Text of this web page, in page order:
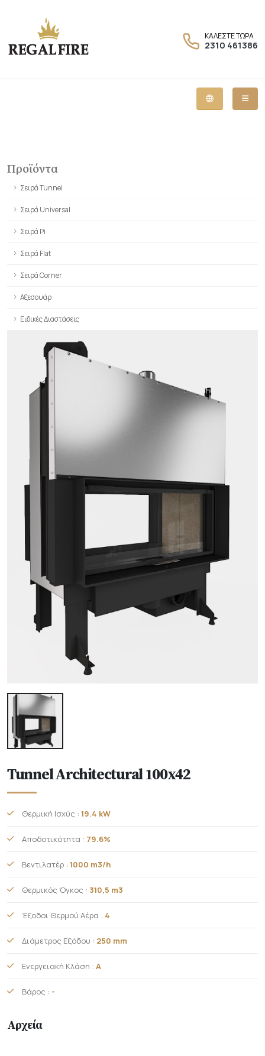
ΚΑΛΕΣΤΕ ΤΩΡΑ
2310 461386
Προϊόντα
Σειρά Tunnel
Σειρά Universal
Σειρά Pi
Σειρά Flat
Σειρά Corner
Αξεσουάρ
Ειδικές Διαστάσεις
Tunnel Architectural 100x42
Θερμική Ισχύς : 19.4 kW
Αποδοτικότητα : 79.6%
Βεντιλατέρ : 1000 m3/h
Θερμικός Όγκος : 310,5 m3
Έξοδοι Θερμού Αέρα : 4
Διάμετρος Εξόδου : 250 mm
Ενεργειακή Κλάση : A
Βάρος : -
Αρχεία